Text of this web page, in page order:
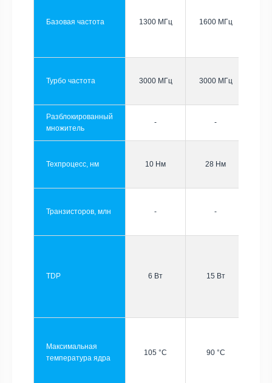
Базовая частота 1300 МГц 1600 МГц
Турбо частота 3000 МГц 3000 МГц
Разблокированный
множитель
- -
Техпроцесс, нм 10 Нм 28 Нм
Транзисторов, млн - -
TDP 6 Вт 15 Вт
Максимальная
температура ядра
105 °C 90 °C